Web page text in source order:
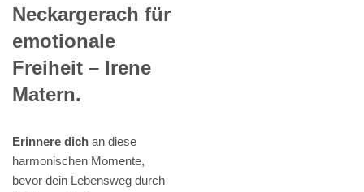
Neckargerach für
emotionale
Freiheit – Irene
Matern.
Erinnere dich an diese
harmonischen Momente,
bevor dein Lebensweg durch